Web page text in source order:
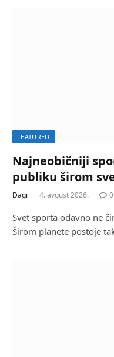
FEATURED
Najneobičniji
publiku širom
Dagi 4. avgust 2026. 0
Svet sporta odavno ne
Širom planete postoje